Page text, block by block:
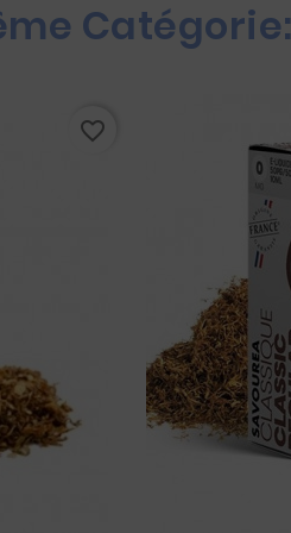
Catégorie:
favorite_border